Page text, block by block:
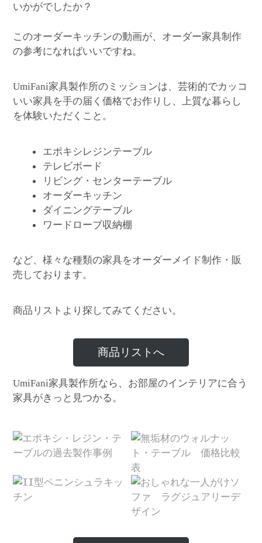
いかがでしたか？
このオーダーキッチンの動画が、オーダー家具制作
の参考になればいいですね。
UmiFani家具製作所のミッションは、芸術的でカッコ
いい家具を手の届く価格でお作りし、上質な暮らし
を体験いただくこと。
エポキシレジンテーブル
テレビボード
リビング・センターテーブル
オーダーキッチン
ダイニングテーブル
ワードローブ収納棚
など、様々な種類の家具をオーダーメイド制作・販
売しております。
商品リストより探してみてください。
商品リストへ
UmiFani家具製作所なら、お部屋のインテリアに合う
家具がきっと見つかる。